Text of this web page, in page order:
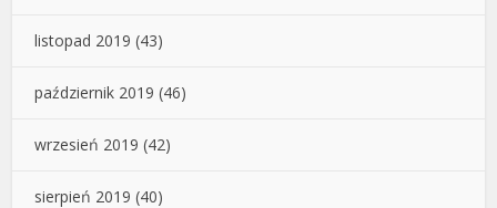
listopad 2019 (43)
październik 2019 (46)
wrzesień 2019 (42)
sierpień 2019 (40)